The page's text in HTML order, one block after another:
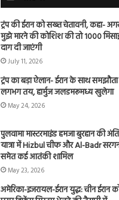
ट्रंप की ईरान को सख्त चेतावनी, कहा-
मुझे मारने की कोशिश की तो 1000
दाग दी जाएंगी
July 11, 2026
ट्रंप का बड़ा ऐलान- ईरान के साथ समझौता
लगभग तय, हार्मुज जलडमरूमध्य खुलेगा
May 24, 2026
पुलवामा मास्टरमाइंड हमजा बुरहान की
यात्रा में Hizbul चीफ और Al-Badr
समेत कई आतंकी शामिल
May 23, 2026
अमेरिका-इजरायल-ईरान युद्ध: चीन ईरान